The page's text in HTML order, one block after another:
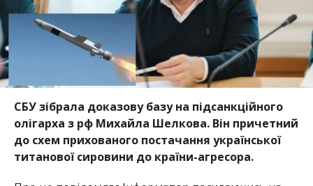
СБУ зібрала доказову базу на підсанкційного
олігарха з рф Михайла Шелкова. Він причетний
до схем прихованого постачання української
титанової сировини до країни-агресора.